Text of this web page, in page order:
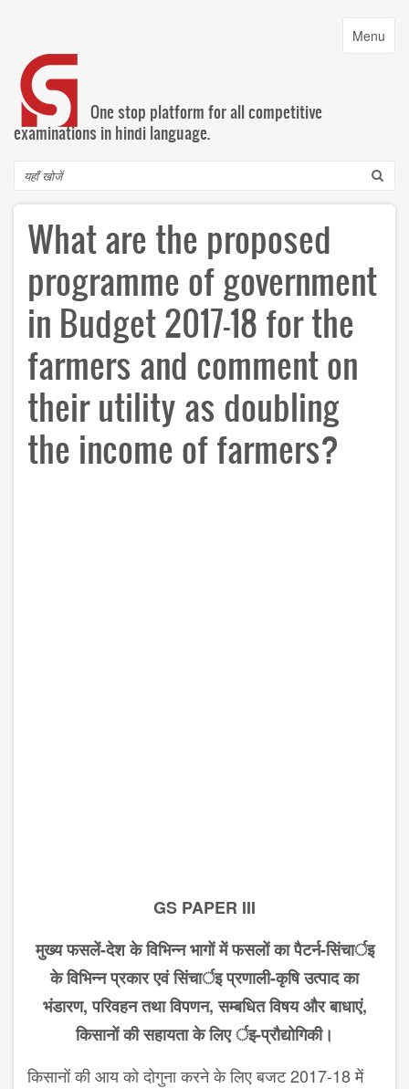
content
Toggle
Menu
One stop platform for all competitive
examinations in hindi language.
Search
What are the proposed
programme of government
in Budget 2017-18 for the
farmers and comment on
their utility as doubling
the income of farmers?
GS PAPER III
मुख्यफसलें-देशकेविभिन्न भागोंमेंफसलोंकापैटर्न-सिंचार्इ
केविभिन्नप्रकारएवंसिंचार्इप्रणाली-कृषिउत्पादका
भंडारण,परिवहनतथाविपणन,सम्बधितविषय औरबाधाएं,
किसानोंकीसहायताकेलिएर्इ-प्रौद्योगिकी।
किसानों की आय को दोगुना करने के लिए बजट 2017-18 में